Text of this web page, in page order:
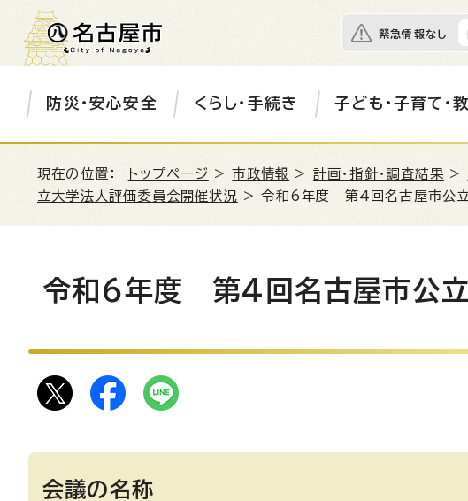
緊急情報なし
防災・安心安全 くらし・手続き 子ども・子育て・
現在の位置： トップページ >市政情報 > 計画・指針・調査結果 >
立大学法人評価委員会開催状況 > 令和6年度 第4回名古屋市公立
令和6年度 第4回名古屋市公立
会議の名称